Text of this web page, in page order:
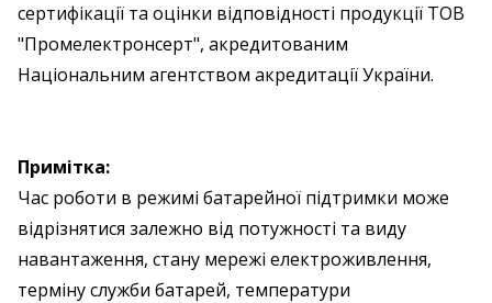
сертифікації та оцінки відповідності продукції ТОВ
"Промелектронсерт", акредитованим
Національним агентством акредитації України.
Примітка:
Час роботи в режимі батарейної підтримки може
відрізнятися залежно від потужності та виду
навантаження, стану мережі електроживлення,
терміну служби батарей, температури